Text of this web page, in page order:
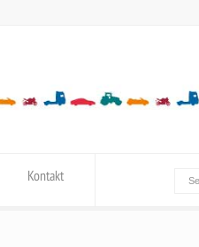
Kontakt